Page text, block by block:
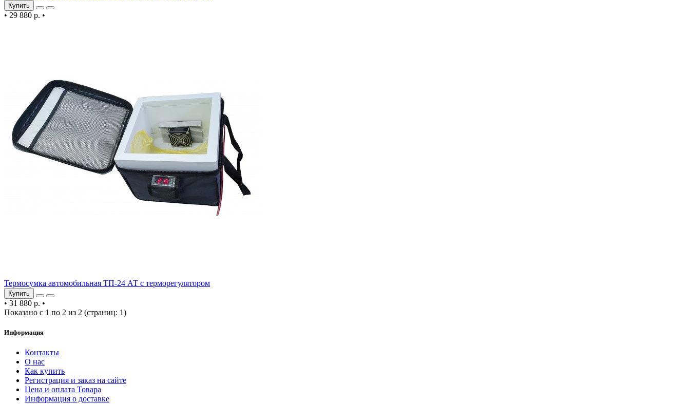
Купить
• 29 880 р. •
Термосумка автомобильная ТП-24 АТ с терморегулятором
Купить
• 31 880 р. •
Показано с 1 по 2 из 2 (страниц: 1)
Информация
Контакты
О нас
Как купить
Регистрация и заказ на сайте
Цена и оплата Товара
Информация о доставке